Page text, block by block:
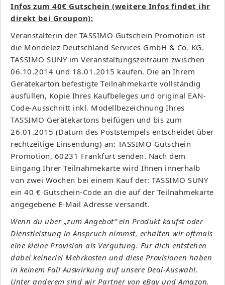
Infos zum 40€ Gutschein (weitere Infos findet ihr
direkt bei Groupon):
Veranstalterin der TASSIMO Gutschein Promotion ist
die Mondelez Deutschland Services GmbH & Co. KG.
TASSIMO SUNY im Veranstaltungszeitraum zwischen
06.10.2014 und 18.01.2015 kaufen. Die an Ihrem
Gerätekarton befestigte Teilnahmekarte vollständig
ausfüllen, Kopie Ihres Kaufbeleges und original EAN-
Code-Ausschnitt inkl. Modellbezeichnung Ihres
TASSIMO Gerätekartons beifügen und bis zum
26.01.2015 (Datum des Poststempels entscheidet über
rechtzeitige Einsendung) an: TASSIMO Gutschein
Promotion, 60231 Frankfurt senden. Nach dem
Eingang Ihrer Teilnahmekarte wird Ihnen innerhalb
von zwei Wochen bei einem Kauf der: TASSIMO SUNY
ein 40 € Gutschein-Code an die auf der Teilnahmekarte
angegebene E-Mail Adresse versandt.
Wenn du über „zum Angebot“ ein Produkt kaufst oder
Dienstleistung in Anspruch nimmst, erhalten wir oftmals
eine kleine Provision als Vergütung. Für dich entstehen
dabei keinerlei Mehrkosten und diese Provisionen haben
in keinem Fall Auswirkung auf unsere Deal-Auswahl.
Unter anderem sind wir Partner von eBay und Amazon.